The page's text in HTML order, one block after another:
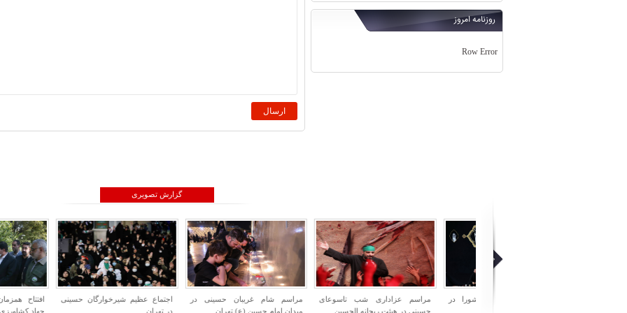
روزنامه امروز
Row Error
گزارش تصویری
مراسم عزاداری شب تاسوعای
حسینی در هیئت ریحانه الحسین
مراسم شام غریبان حسینی در
میدان امام حسین (ع) تهران
اجتماع عظیم شیرخوارگان حسینی
افتتاح همزمان پروژه
جهاد کشاورزی